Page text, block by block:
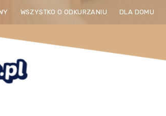
WSZYSTKO O ODKURZANIU DLA DOMU